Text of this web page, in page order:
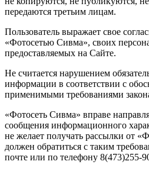
передаются третьим лицам.
Пользователь выражает свое
«Фотосетью Сивма», своих
предоставляемых на Сайте.
Не считается нарушением
информации в соответствии с
применимыми требованиями
«Фотосеть Сивма» вправе
сообщения информационного
не желает получать рассылки от
должен обратиться с таким
почте или по телефону 8(473)255-